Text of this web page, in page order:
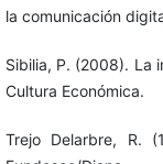
la comunicación
Sibilia, P. (2008). La
Cultura Económica.
Trejo Delarbre, R.